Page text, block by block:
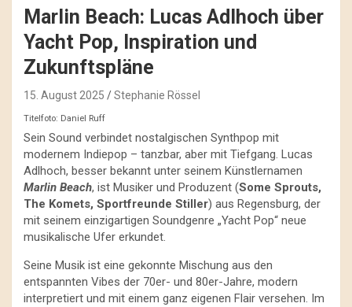
Marlin Beach: Lucas Adlhoch über
Yacht Pop, Inspiration und
Zukunftspläne
15. August 2025 Stephanie Rössel
Titelfoto: Daniel Ruff
Sein Sound verbindet nostalgischen Synthpop mit
modernem Indiepop – tanzbar, aber mit Tiefgang. Lucas
Adlhoch, besser bekannt unter seinem Künstlernamen
Marlin Beach, ist Musiker und Produzent (Some Sprouts,
The Komets, Sportfreunde Stiller) aus Regensburg, der
mit seinem einzigartigen Soundgenre „Yacht Pop“ neue
musikalische Ufer erkundet.
Seine Musik ist eine gekonnte Mischung aus den
entspannten Vibes der 70er- und 80er-Jahre, modern
interpretiert und mit einem ganz eigenen Flair versehen. Im